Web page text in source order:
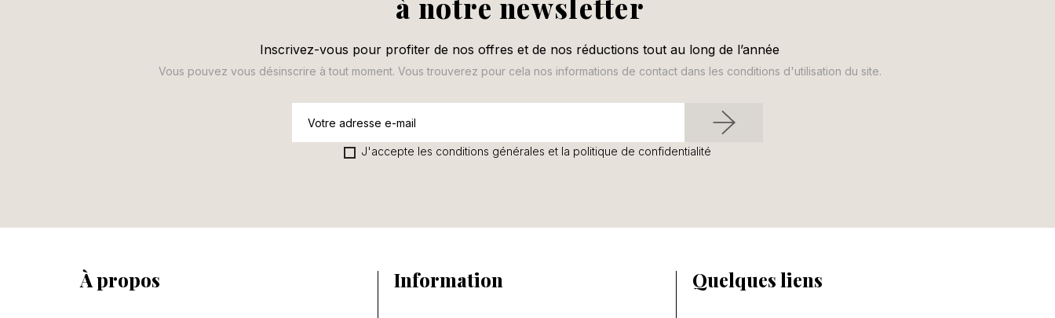
à notre newsletter
Inscrivez-vous pour profiter de nos offres et de nos réductions tout au long de l’année
Vous pouvez vous désinscrire à tout moment. Vous trouverez pour cela nos informations de contact dans les conditions d'utilisation du site.
J'accepte les conditions générales et la politique de confidentialité
À propos Information Quelques liens